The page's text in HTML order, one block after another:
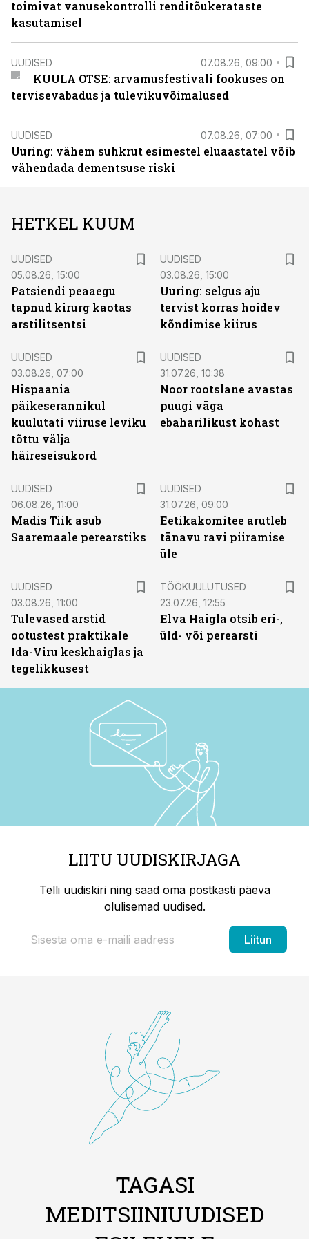
toimivat vanusekontrolli renditõukerataste
kasutamisel
UUDISED 07.08.26, 09:00
KUULA OTSE: arvamusfestivali fookuses on
tervisevabadus ja tulevikuvõimalused
UUDISED 07.08.26, 07:00
Uuring: vähem suhkrut esimestel eluaastatel võib
vähendada dementsuse riski
HETKEL KUUM
UUDISED
05.08.26, 15:00
Patsiendi peaaegu
tapnud kirurg kaotas
arstilitsentsi
UUDISED
03.08.26, 15:00
Uuring: selgus aju
tervist korras hoidev
kõndimise kiirus
UUDISED
03.08.26, 07:00
Hispaania
päikeserannikul
kuulutati viiruse leviku
tõttu välja
häireseisukord
UUDISED
31.07.26, 10:38
Noor rootslane avastas
puugi väga
ebaharilikust kohast
UUDISED
06.08.26, 11:00
Madis Tiik asub
Saaremaale perearstiks
UUDISED
31.07.26, 09:00
Eetikakomitee arutleb
tänavu ravi piiramise
üle
UUDISED
03.08.26, 11:00
Tulevased arstid
ootustest praktikale
Ida-Viru keskhaiglas ja
tegelikkusest
TÖÖKUULUTUSED
23.07.26, 12:55
Elva Haigla otsib eri-,
üld- või perearsti
LIITU UUDISKIRJAGA
Telli uudiskiri ning saad oma postkasti päeva
olulisemad uudised.
Liitun
TAGASI
MEDITSIINIUUDISED